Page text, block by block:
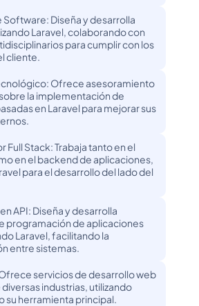
Software: Diseña y desarrolla
Laravel, colaborando con
para cumplir con los
cliente.
Ofrece asesoramiento
la implementación de
en Laravel para mejorar sus
Full Stack: Trabaja tanto en el
en el backend de aplicaciones,
para el desarrollo del lado del
API: Diseña y desarrolla
programación de aplicaciones
Laravel, facilitando la
entre sistemas.
servicios de desarrollo web
industrias, utilizando
su herramienta principal.